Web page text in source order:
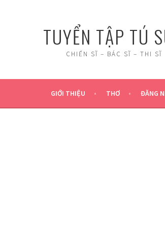
TUYỂN TẬP TÚ
CHIẾN SĨ – BÁC SĨ – THI SĨ
GIỚI THIỆU THƠ ĐĂNG